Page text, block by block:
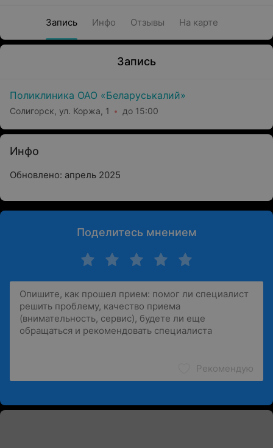
Запись Инфо Отзывы На карте
Запись
Поликлиника ОАО «Беларуськалий»
Солигорск, ул. Коржа, 1 до 15:00
Инфо
Обновлено: апрель 2025
Поделитесь мнением
Рекомендую